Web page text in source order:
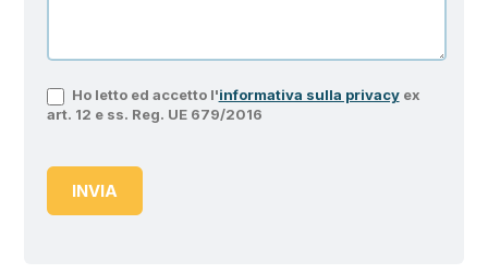
Ho letto ed accetto l'informativa sulla privacyex
art. 12 e ss. Reg. UE 679/2016
INVIA